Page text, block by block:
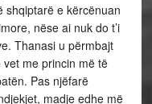
shqiptarë e kërcënuan
nëse ai nuk do t’i
Thanasi u përmbajt
me princin më të
Pas njëfarë
madje edhe më